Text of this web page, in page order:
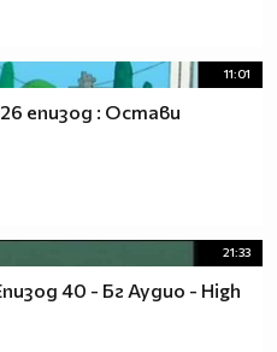
11:01
епизод : Остави
21:33
40 - Бг Аудио - High